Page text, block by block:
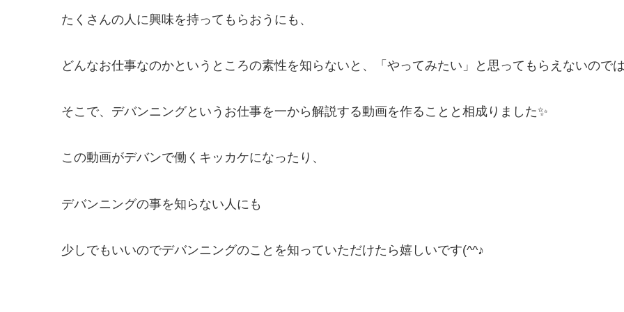
たくさんの人に興味を持ってもらおうにも、
どんなお仕事なのかというところの素性を知らないと、「やってみたい」と思ってもらえないので
そこで、デバンニングというお仕事を一から解説する動画を作ることと相成りました✨
この動画がデバンで働くキッカケになったり、
デバンニングの事を知らない人にも
少しでもいいのでデバンニングのことを知っていただけたら嬉しいです(^^♪